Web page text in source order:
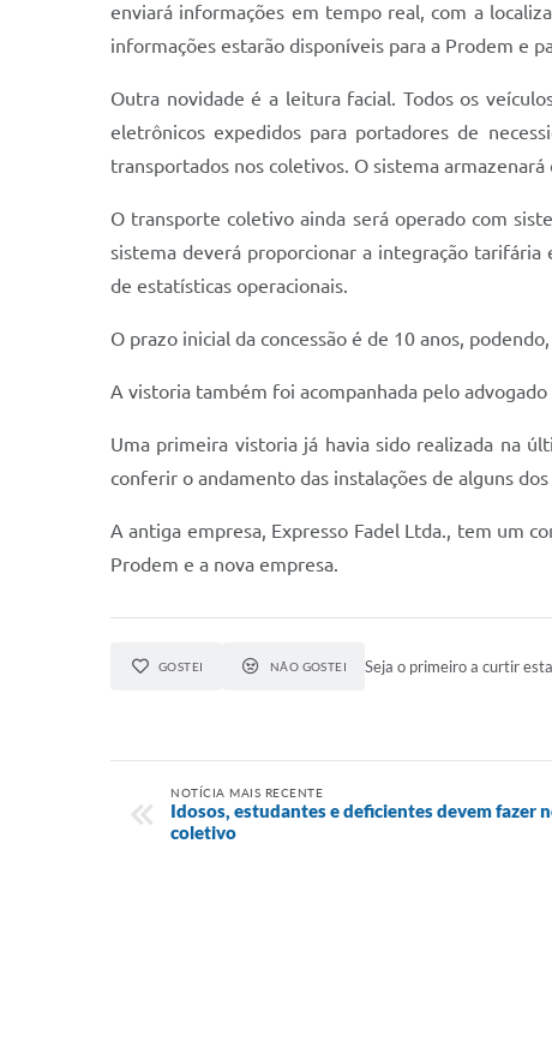
enviará informações em tempo real, com a
informações estarão disponíveis para a Prodem e
Outra novidade é a leitura facial. Todos os
eletrônicos expedidos para portadores de
transportados nos coletivos. O sistema
O transporte coletivo ainda será operado com
sistema deverá proporcionar a integração
de estatísticas operacionais.
O prazo inicial da concessão é de 10 anos,
A vistoria também foi acompanhada pelo
Uma primeira vistoria já havia sido realizada na
conferir o andamento das instalações de alguns
A antiga empresa, Expresso Fadel Ltda., tem um
Prodem e a nova empresa.
GOSTEI NÃO GOSTEI Seja o primeiro a curtir
NOTÍCIA MAIS RECENTE
Idosos, estudantes e deficientes devem fazer
coletivo